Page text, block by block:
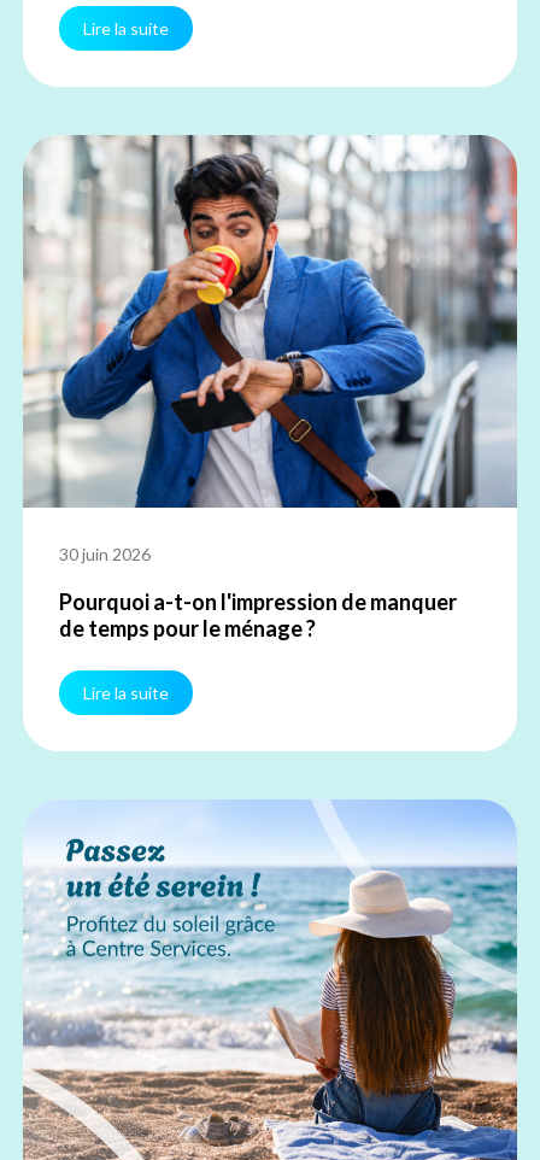
Lire la suite
30 juin 2026
Pourquoi a-t-on l'impression de manquer
de temps pour le ménage ?
Lire la suite